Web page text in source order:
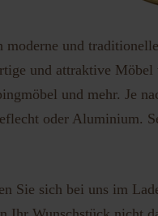
und
und attraktive
und mehr. Je
oder Aluminium.
Sie sich bei uns im